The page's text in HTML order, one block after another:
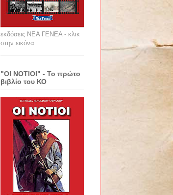
εκδόσεις ΝΕΑ ΓΕΝΕΑ - κλικ
στην εικόνα
"ΟΙ ΝΟΤΙΟΙ" - Το πρώτο
βιβλίο του ΚΟ